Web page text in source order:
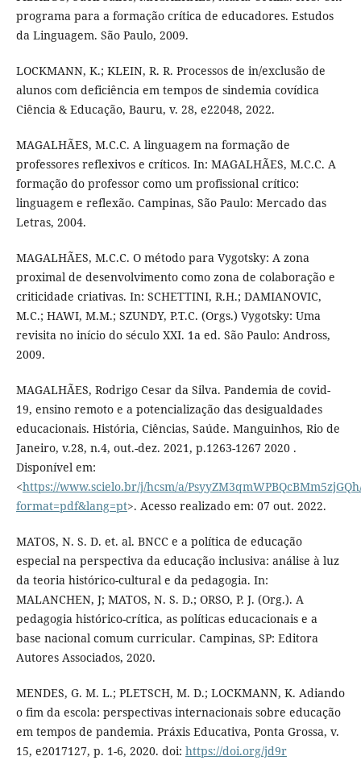
programa para a formação crítica de educadores. Estudos
da Linguagem. São Paulo, 2009.
LOCKMANN, K.; KLEIN, R. R. Processos de in/exclusão de
alunos com deficiência em tempos de sindemia covídica
Ciência & Educação, Bauru, v. 28, e22048, 2022.
MAGALHÃES, M.C.C. A linguagem na formação de
professores reflexivos e críticos. In: MAGALHÃES, M.C.C. A
formação do professor como um profissional crítico:
linguagem e reflexão. Campinas, São Paulo: Mercado das
Letras, 2004.
MAGALHÃES, M.C.C. O método para Vygotsky: A zona
proximal de desenvolvimento como zona de colaboração e
criticidade criativas. In: SCHETTINI, R.H.; DAMIANOVIC,
M.C.; HAWI, M.M.; SZUNDY, P.T.C. (Orgs.) Vygotsky: Uma
revisita no início do século XXI. 1a ed. São Paulo: Andross,
2009.
MAGALHÃES, Rodrigo Cesar da Silva. Pandemia de covid-
19, ensino remoto e a potencialização das desigualdades
educacionais. História, Ciências, Saúde. Manguinhos, Rio de
Janeiro, v.28, n.4, out.-dez. 2021, p.1263-1267 2020 .
Disponível em:
<https://www.scielo.br/j/hcsm/a/
format=pdf&lang=pt>. Acesso realizado em: 07 out. 2022.
MATOS, N. S. D. et. al. BNCC e a política de educação
especial na perspectiva da educação inclusiva: análise à luz
da teoria histórico-cultural e da pedagogia. In:
MALANCHEN, J; MATOS, N. S. D.; ORSO, P. J. (Org.). A
pedagogia histórico-crítica, as políticas educacionais e a
base nacional comum curricular. Campinas, SP: Editora
Autores Associados, 2020.
MENDES, G. M. L.; PLETSCH, M. D.; LOCKMANN, K. Adiando
o fim da escola: perspectivas internacionais sobre educação
em tempos de pandemia. Práxis Educativa, Ponta Grossa, v.
15, e2017127, p. 1-6, 2020. doi: https://doi.org/jd9r